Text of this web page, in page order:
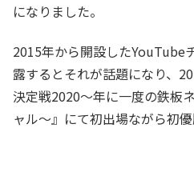
になりました。
2015年から開設したYouTube
露するとそれが話題になり、
決定戦2020～年に一度の鉄板
ャル～』にて初出場ながら初優